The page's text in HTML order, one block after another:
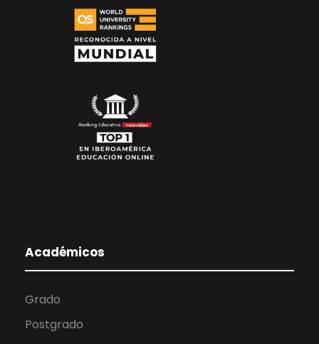
Académicos
Grado
Postgrado